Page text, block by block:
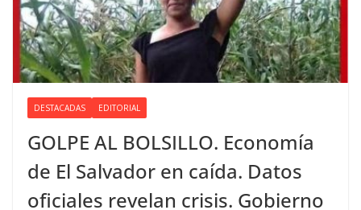
DESTACADAS EDITORIAL
GOLPE AL BOLSILLO. Economía
de El Salvador en caída. Datos
oficiales revelan crisis. Gobierno